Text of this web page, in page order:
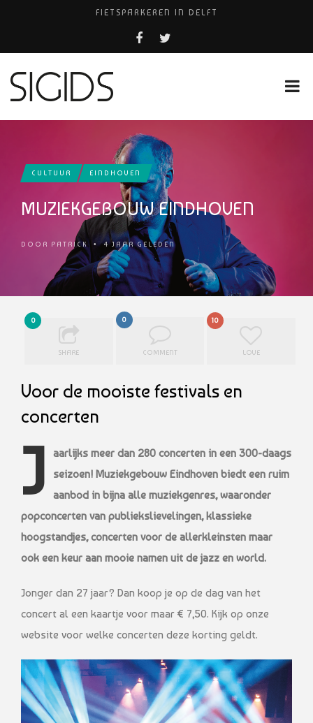
FIETSPARKEREN IN DELFT
PIZZERIA POMPEÏ ￼
COCKTAILS ON THE SPOT!
CULTUUR EINDHOVEN
MUZIEKGEBOUW EINDHOVEN
DOOR PATRICK •4 JAAR GELEDEN
0
SHARE
0
COMMENT
10
LOVE
Voor de mooiste festivals en
concerten
J
aarlijks meer dan 280 concerten in een 300-daags
seizoen! Muziekgebouw Eindhoven biedt een ruim
aanbod in bijna alle muziekgenres, waaronder
popconcerten van publiekslievelingen, klassieke
hoogstandjes, concerten voor de allerkleinsten maar
ook een keur aan mooie namen uit de jazz en world.
Jonger dan 27 jaar? Dan koop je op de dag van het
concert al een kaartje voor maar € 7,50. Kijk op onze
website voor welke concerten deze korting geldt.